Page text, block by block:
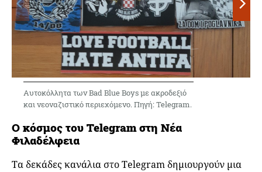
Αυτοκόλλητα των Bad Blue Boys με ακροδεξιό
και νεοναζιστικό περιεχόμενο. Πηγή: Telegram.
Ο κόσμος του Telegram στη Νέα
Φιλαδέλφεια
Τα δεκάδες κανάλια στο Telegram δημιουργούν μια